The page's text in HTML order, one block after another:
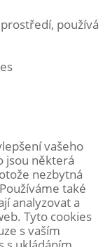
používá
vašeho
jsou některá
nezbytná
také
analyzovat a
Tyto cookies
s vaším